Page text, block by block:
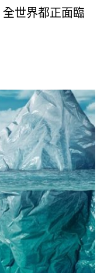
世界都正面臨